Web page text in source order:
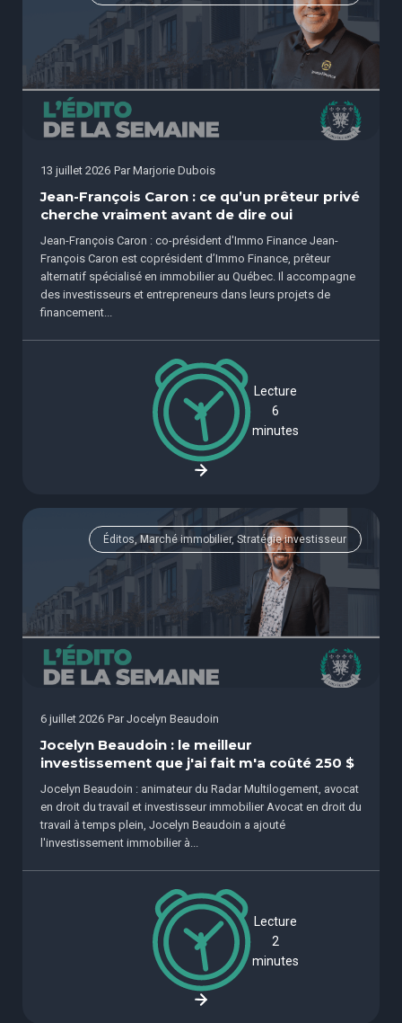
13 juillet 2026 Par Marjorie Dubois
Jean-François Caron : ce qu’un prêteur privé
cherche vraiment avant de dire oui
Jean-François Caron : co-président d'Immo Finance Jean-
François Caron est coprésident d’Immo Finance, prêteur
alternatif spécialisé en immobilier au Québec. Il accompagne
des investisseurs et entrepreneurs dans leurs projets de
financement...
Lecture
6
minutes
Éditos, Marché immobilier, Stratégie investisseur
6 juillet 2026 Par Jocelyn Beaudoin
Jocelyn Beaudoin : le meilleur
investissement que j'ai fait m'a coûté 250 $
Jocelyn Beaudoin : animateur du Radar Multilogement, avocat
en droit du travail et investisseur immobilier Avocat en droit du
travail à temps plein, Jocelyn Beaudoin a ajouté
l'investissement immobilier à...
Lecture
2
minutes